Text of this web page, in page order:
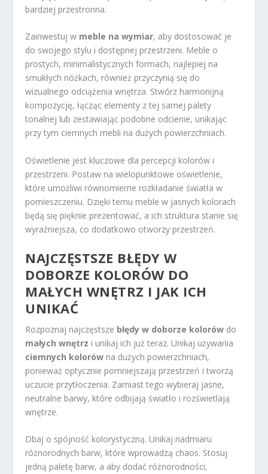
bardziej przestronna.
Zainwestuj w meble na wymiar, aby dostosować je
do swojego stylu i dostępnej przestrzeni. Meble o
prostych, minimalistycznych formach, najlepiej na
smukłych nóżkach, również przyczynią się do
wizualnego odciążenia wnętrza. Stwórz harmonijną
kompozycję, łącząc elementy z tej samej palety
tonalnej lub zestawiając podobne odcienie, unikając
przy tym ciemnych mebli na dużych powierzchniach.
Oświetlenie jest kluczowe dla percepcji kolorów i
przestrzeni. Postaw na wielopunktowe oświetlenie,
które umożliwi równomierne rozkładanie światła w
pomieszczeniu. Dzięki temu meble w jasnych kolorach
będą się pięknie prezentować, a ich struktura stanie się
wyraźniejsza, co dodatkowo otworzy przestrzeń.
NAJCZĘSTSZE BŁĘDY W
DOBORZE KOLORÓW DO
MAŁYCH WNĘTRZ I JAK ICH
UNIKAĆ
Rozpoznaj najczęstsze błędy w doborze kolorów do
małych wnętrz i unikaj ich już teraz. Unikaj używania
ciemnych kolorów na dużych powierzchniach,
ponieważ optycznie pomniejszają przestrzeń i tworzą
uczucie przytłoczenia. Zamiast tego wybieraj jasne,
neutralne barwy, które odbijają światło i rozświetlają
wnętrze.
Dbaj o spójność kolorystyczną. Unikaj nadmiaru
różnorodnych barw, które wprowadzą chaos. Stosuj
jedną paletę barw, a aby dodać różnorodności,